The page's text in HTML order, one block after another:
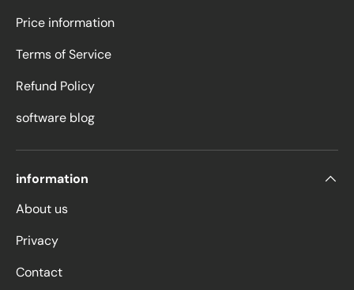
Price information
Terms of Service
Refund Policy
software blog
information
About us
Privacy
Contact